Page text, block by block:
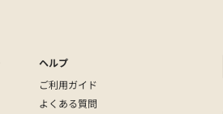
ヘルプ
ご利用ガイド
よくある質問